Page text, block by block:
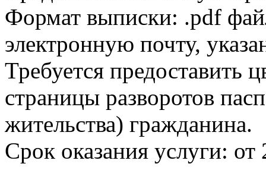
Формат выписки: .pdf
электронную почту,
Требуется предоставить
страницы разворотов
жительства) гражданина.
Срок оказания услуги: от